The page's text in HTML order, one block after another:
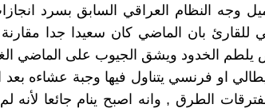
وجه النظام العراقي السابق بسرد
بان الماضي كان سعيدا جدا
يلطم الخدود ويشق الجيوب على الماضي
او فرنسي يتناول فيها وجبة عشاءه بعد
الطرق , وانه اصبح ينام جائعا لأنه